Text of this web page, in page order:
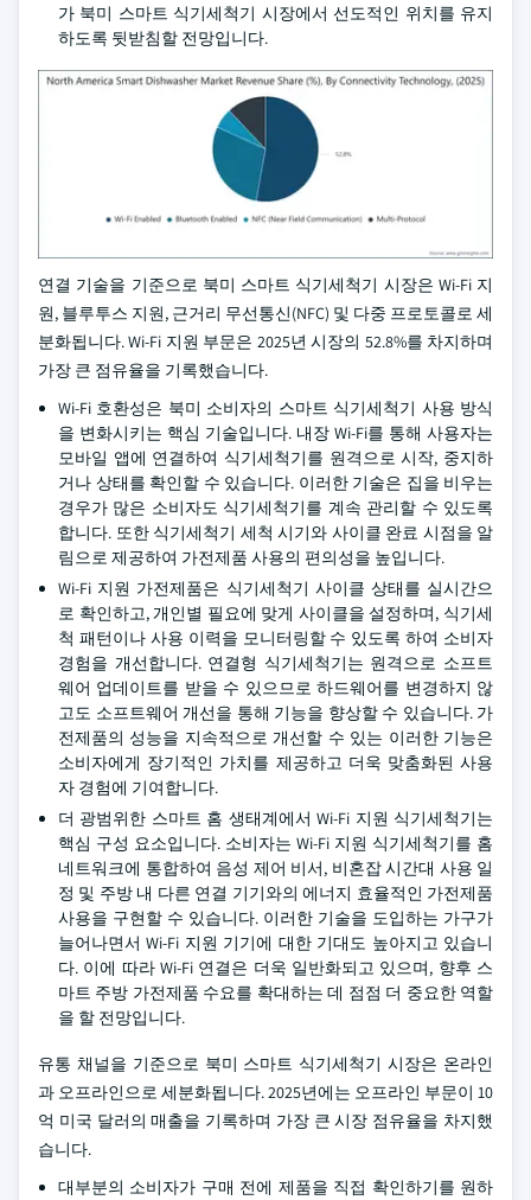
가 북미 스마트 식기세척기 시장에서 선도적인 위치를 유지
하도록 뒷받침할 전망입니다.
연결 기술을 기준으로 북미 스마트 식기세척기 시장은 Wi‑Fi 지
원, 블루투스 지원, 근거리 무선통신(NFC) 및 다중 프로토콜로 세
분화됩니다. Wi‑Fi 지원 부문은 2025년 시장의 52.8%를 차지하며
가장 큰 점유율을 기록했습니다.
Wi‑Fi 호환성은 북미 소비자의 스마트 식기세척기 사용 방식
을 변화시키는 핵심 기술입니다. 내장 Wi‑Fi를 통해 사용자는
모바일 앱에 연결하여 식기세척기를 원격으로 시작, 중지하
거나 상태를 확인할 수 있습니다. 이러한 기술은 집을 비우는
경우가 많은 소비자도 식기세척기를 계속 관리할 수 있도록
합니다. 또한 식기세척기 세척 시기와 사이클 완료 시점을 알
림으로 제공하여 가전제품 사용의 편의성을 높입니다.
Wi‑Fi 지원 가전제품은 식기세척기 사이클 상태를 실시간으
로 확인하고, 개인별 필요에 맞게 사이클을 설정하며, 식기세
척 패턴이나 사용 이력을 모니터링할 수 있도록 하여 소비자
경험을 개선합니다. 연결형 식기세척기는 원격으로 소프트
웨어 업데이트를 받을 수 있으므로 하드웨어를 변경하지 않
고도 소프트웨어 개선을 통해 기능을 향상할 수 있습니다. 가
전제품의 성능을 지속적으로 개선할 수 있는 이러한 기능은
소비자에게 장기적인 가치를 제공하고 더욱 맞춤화된 사용
자 경험에 기여합니다.
더 광범위한 스마트 홈 생태계에서 Wi‑Fi 지원 식기세척기는
핵심 구성 요소입니다. 소비자는 Wi‑Fi 지원 식기세척기를 홈
네트워크에 통합하여 음성 제어 비서, 비혼잡 시간대 사용 일
정 및 주방 내 다른 연결 기기와의 에너지 효율적인 가전제품
사용을 구현할 수 있습니다. 이러한 기술을 도입하는 가구가
늘어나면서 Wi‑Fi 지원 기기에 대한 기대도 높아지고 있습니
다. 이에 따라 Wi‑Fi 연결은 더욱 일반화되고 있으며, 향후 스
마트 주방 가전제품 수요를 확대하는 데 점점 더 중요한 역할
을 할 전망입니다.
유통 채널을 기준으로 북미 스마트 식기세척기 시장은 온라인
과 오프라인으로 세분화됩니다. 2025년에는 오프라인 부문이 10
억 미국 달러의 매출을 기록하며 가장 큰 시장 점유율을 차지했
습니다.
대부분의 소비자가 구매 전에 제품을 직접 확인하기를 원하